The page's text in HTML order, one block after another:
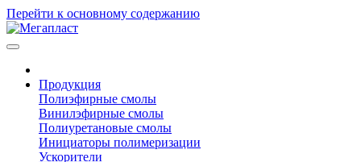
Перейти к основному содержанию
Продукция
Полиэфирные смолы
Винилэфирные смолы
Полиуретановые смолы
Инициаторы полимеризации
Ускорители